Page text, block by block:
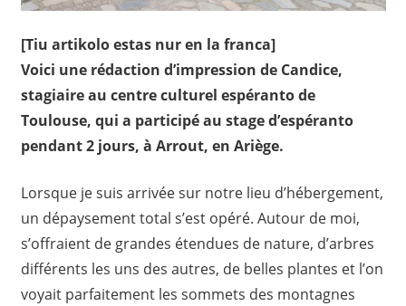
[Tiu artikolo estas nur en la franca]
Voici une rédaction d’impression de Candice,
stagiaire au centre culturel espéranto de
Toulouse, qui a participé au stage d’espéranto
pendant 2 jours, à Arrout, en Ariège.
Lorsque je suis arrivée sur notre lieu d’hébergement,
un dépaysement total s’est opéré. Autour de moi,
s’offraient de grandes étendues de nature, d’arbres
différents les uns des autres, de belles plantes et l’on
voyait parfaitement les sommets des montagnes